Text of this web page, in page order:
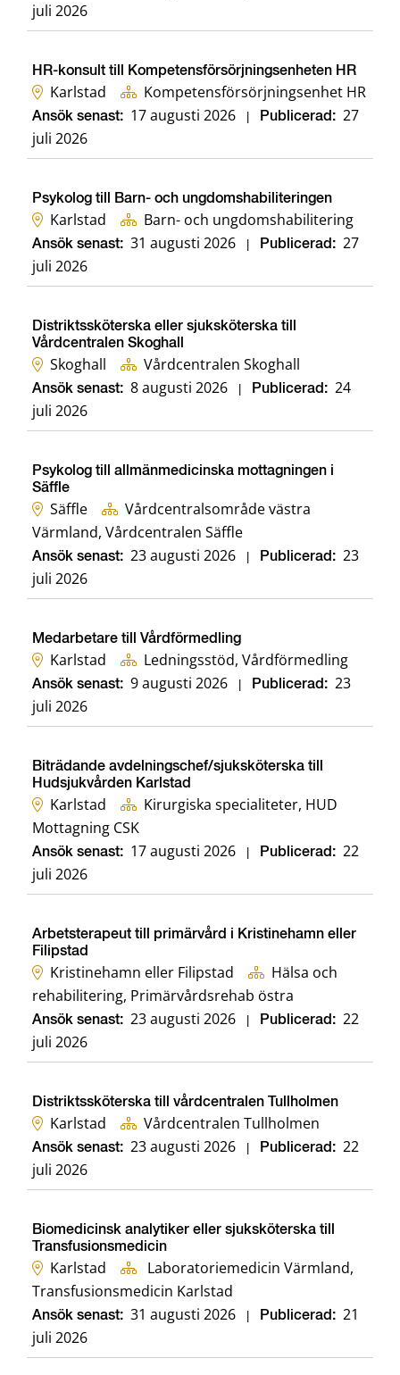
juli 2026
HR-konsult till Kompetensförsörjningsenheten HR
Karlstad Kompetensförsörjningsenhet HR
Ansök senast: 17 augusti 2026 Publicerad: 27
juli 2026
Psykolog till Barn- och ungdomshabiliteringen
Karlstad Barn- och ungdomshabilitering
Ansök senast: 31 augusti 2026 Publicerad: 27
juli 2026
Distriktssköterska eller sjuksköterska till
Vårdcentralen Skoghall
Skoghall Vårdcentralen Skoghall
Ansök senast: 8 augusti 2026 Publicerad: 24
juli 2026
Psykolog till allmänmedicinska mottagningen i
Säffle
Säffle
Vårdcentralsområde västra
Värmland, Vårdcentralen Säffle
Ansök senast: 23 augusti 2026 Publicerad: 23
juli 2026
Medarbetare till Vårdförmedling
Karlstad Ledningsstöd, Vårdförmedling
Ansök senast: 9 augusti 2026 Publicerad: 23
juli 2026
Biträdande avdelningschef/sjuksköterska till
Hudsjukvården Karlstad
Karlstad
Kirurgiska specialiteter, HUD
Mottagning CSK
Ansök senast: 17 augusti 2026 Publicerad: 22
juli 2026
Arbetsterapeut till primärvård i Kristinehamn eller
Filipstad
Kristinehamn eller Filipstad
Hälsa och
rehabilitering, Primärvårdsrehab östra
Ansök senast: 23 augusti 2026 Publicerad: 22
juli 2026
Distriktssköterska till vårdcentralen Tullholmen
Karlstad Vårdcentralen Tullholmen
Ansök senast: 23 augusti 2026 Publicerad: 22
juli 2026
Biomedicinsk analytiker eller sjuksköterska till
Transfusionsmedicin
Karlstad
Laboratoriemedicin Värmland,
Transfusionsmedicin Karlstad
Ansök senast: 31 augusti 2026 Publicerad: 21
juli 2026